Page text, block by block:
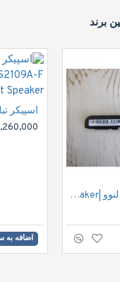
برند
اسپیکر بالای تبلت لنوو |Lenovo S8 Tablet Speaker
1,260,000
اضافه به